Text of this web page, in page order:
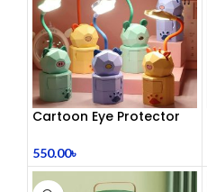
Cartoon Eye Protector
550.00৳